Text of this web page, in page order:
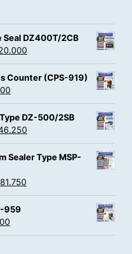
Seal DZ400T/2CB
Counter (CPS-919)
DZ-500/2SB
Sealer Type MSP-
959